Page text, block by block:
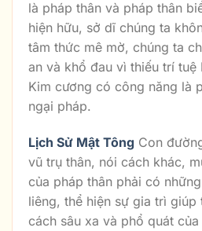
là pháp thân và pháp thân
hiện hữu, sở dĩ chúng ta
tâm thức mê mờ, chúng ta
an và khổ đau vì thiếu trí
Kim cương có công năng là
ngại pháp.
Lịch Sử Mật Tông Con
vũ trụ thân, nói cách khác,
của pháp thân phải có
liêng, thể hiện sự gia trì giúp
cách sâu xa và phổ quát